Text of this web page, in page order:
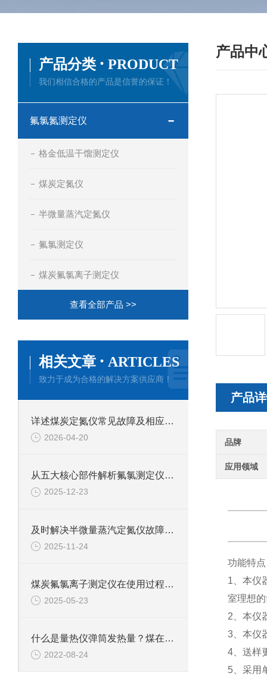
产品中
产品
品牌
应用领域
功能特
1、本仪
室理想
2、本仪
3、本仪
4、送样
5、采用
产品分类 · PRODUCT
我们相信合格的产品是信誉的保证！
氟氯氮测定仪
格金低温干馏测定仪
煤炭定氮仪
半微量蒸汽定氮仪
氟氯测定仪
煤炭氟氯离子测定仪
查看全部产品 >>
相关文章 · ARTICLES
致力于成为合格的解决方案供应商！
详述煤炭定氮仪常见故障及相应解决措施
2026-04-20
从五大核心部件解析氟氯测定仪的技术特点
2025-12-23
及时解决半微量蒸汽定氮仪故障是保障检测数据准确可靠的关键
2025-11-24
煤炭氟氯离子测定仪在使用过程中的常见问题相应解决方法分享
2025-05-23
什么是量热仪弹筒发热量？煤在充氧的氧弹中的燃烧产物是什么？
2022-08-24